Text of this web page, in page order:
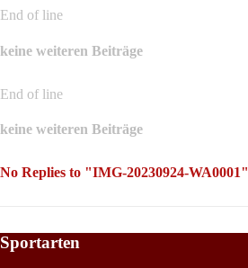
End of line
keine weiteren Beiträge
End of line
keine weiteren Beiträge
No Replies to "IMG-20230924-WA0001"
Sportarten